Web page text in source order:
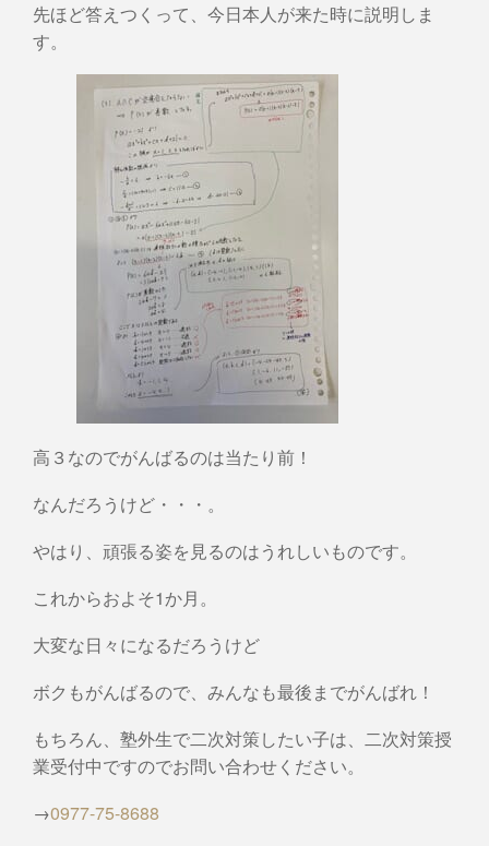
先ほど答えつくって、今日本人が来た時に説明しま
す。
高３なのでがんばるのは当たり前！
なんだろうけど・・・。
やはり、頑張る姿を見るのはうれしいものです。
これからおよそ1か月。
大変な日々になるだろうけど
ボクもがんばるので、みんなも最後までがんばれ！
もちろん、塾外生で二次対策したい子は、二次対策授
業受付中ですのでお問い合わせください。
→0977-75-8688